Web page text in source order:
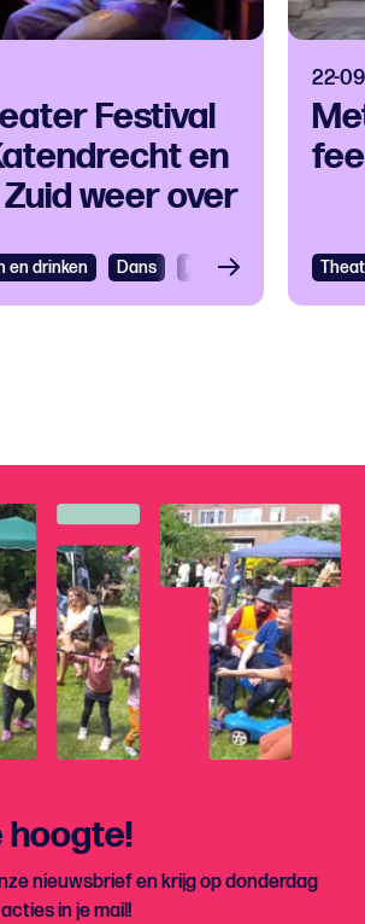
Festival
en
weer over
en drinken Dans Muziek Cultureel
22-
hoogte!
nieuwsbrief en krijg op donderdag
in je mail!